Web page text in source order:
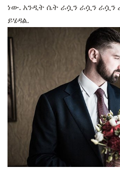
ነው. አንዲት ሴት ራሷን ራሷን
ይሄዳል.